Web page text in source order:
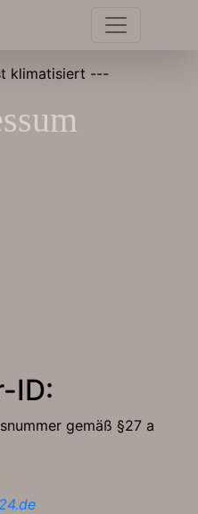
klimatisiert ---
ID:
gemäß §27 a